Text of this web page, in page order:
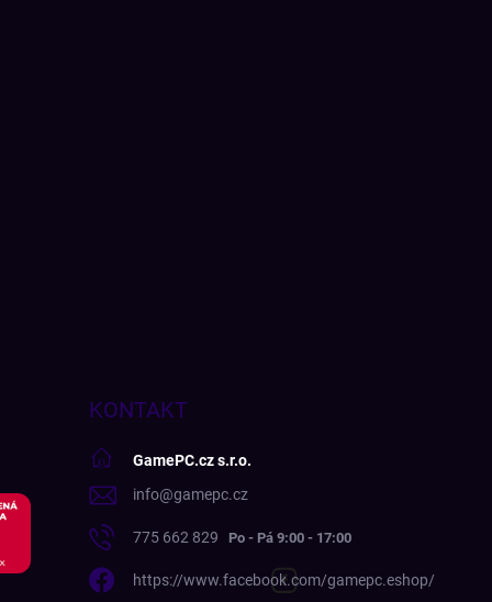
KONTAKT
GamePC.cz s.r.o.
info@gamepc.cz
775 662 829
https://www.facebook.com/gamepc.eshop/